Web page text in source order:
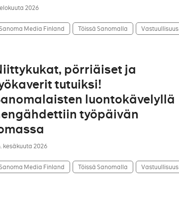
2026
Media Finland Töissä Sanomalla Vastuullisuus
pörriäiset ja
tutuiksi!
luontokävelyllä
työpäivän
kesäkuuta 2026
Media Finland Töissä Sanomalla Vastuullisuus